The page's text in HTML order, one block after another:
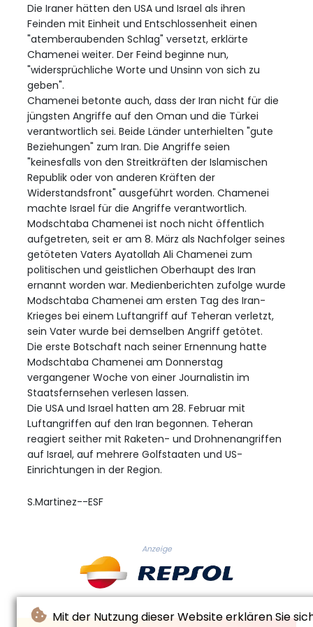
Mit der Nutzung dieser Website erklären Sie
Die Iraner hätten den USA und Israel als ihren
Feinden mit Einheit und Entschlossenheit einen
"atemberaubenden Schlag" versetzt, erklärte
Chamenei weiter. Der Feind beginne nun,
"widersprüchliche Worte und Unsinn von sich zu
geben".
Chamenei betonte auch, dass der Iran nicht für die
jüngsten Angriffe auf den Oman und die Türkei
verantwortlich sei. Beide Länder unterhielten "gute
Beziehungen" zum Iran. Die Angriffe seien
"keinesfalls von den Streitkräften der Islamischen
Republik oder von anderen Kräften der
Widerstandsfront" ausgeführt worden. Chamenei
machte Israel für die Angriffe verantwortlich.
Modschtaba Chamenei ist noch nicht öffentlich
aufgetreten, seit er am 8. März als Nachfolger seines
getöteten Vaters Ayatollah Ali Chamenei zum
politischen und geistlichen Oberhaupt des Iran
ernannt worden war. Medienberichten zufolge wurde
Modschtaba Chamenei am ersten Tag des Iran-
Krieges bei einem Luftangriff auf Teheran verletzt,
sein Vater wurde bei demselben Angriff getötet.
Die erste Botschaft nach seiner Ernennung hatte
Modschtaba Chamenei am Donnerstag
vergangener Woche von einer Journalistin im
Staatsfernsehen verlesen lassen.
Die USA und Israel hatten am 28. Februar mit
Luftangriffen auf den Iran begonnen. Teheran
reagiert seither mit Raketen- und Drohnenangriffen
auf Israel, auf mehrere Golfstaaten und US-
Einrichtungen in der Region.
S.Martinez--ESF
Anzeige